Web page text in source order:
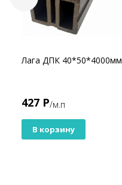
Лага ДПК 40*50*4000мм
427 Р/м.п
В корзину